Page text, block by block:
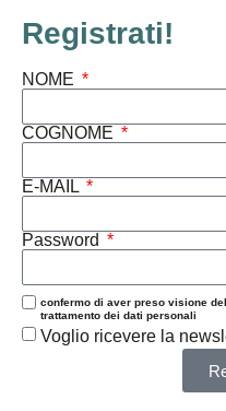
Registrati!
NOME
COGNOME
E-MAIL
Password
confermo di aver preso visione
trattamento dei dati personali
Voglio ricevere la